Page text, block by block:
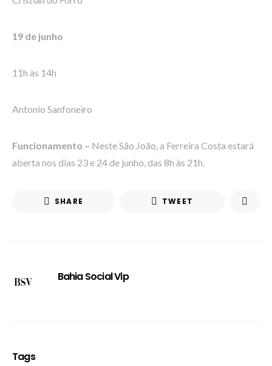
19 de junho
11h às 14h
Antonio Sanfoneiro
Funcionamento – Neste São João, a Ferreira Costa estará
aberta nos dias 23 e 24 de junho, das 8h às 21h.
SHARE TWEET
Bahia Social Vip
Tags